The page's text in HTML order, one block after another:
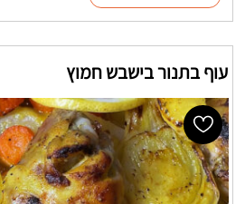
עוף בתנור בישבש חמוץ